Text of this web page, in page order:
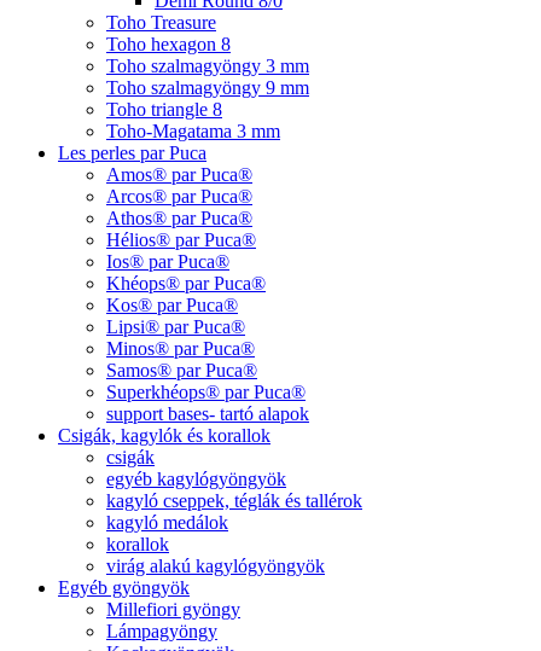
Toho Treasure
Toho hexagon 8
Toho szalmagyöngy 3 mm
Toho szalmagyöngy 9 mm
Toho triangle 8
Toho-Magatama 3 mm
Les perles par Puca
Amos® par Puca®
Arcos® par Puca®
Athos® par Puca®
Hélios® par Puca®
Ios® par Puca®
Khéops® par Puca®
Kos® par Puca®
Lipsi® par Puca®
Minos® par Puca®
Samos® par Puca®
Superkhéops® par Puca®
support bases- tartó alapok
Csigák, kagylók és korallok
csigák
egyéb kagylógyöngyök
kagyló cseppek, téglák és tallérok
kagyló medálok
korallok
virág alakú kagylógyöngyök
Egyéb gyöngyök
Millefiori gyöngy
Lámpagyöngy